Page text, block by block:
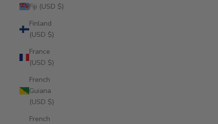
Fiji (USD $)
Finland
(USD $)
France
(USD $)
French
Guiana
(USD $)
French